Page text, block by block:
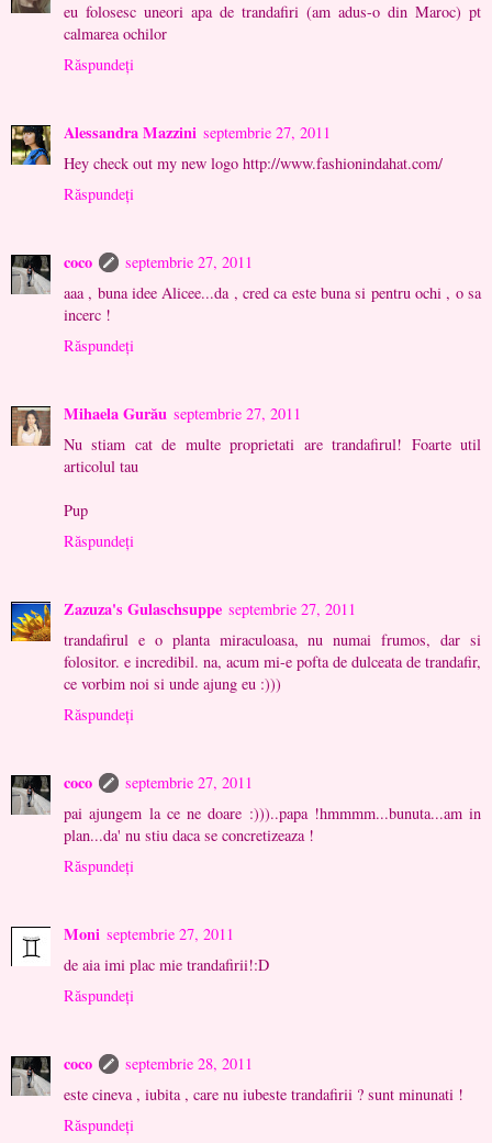
eu folosesc uneori apa de trandafiri (am adus-o din Maroc) pt
calmarea ochilor
Răspundeți
Alessandra Mazzini septembrie 27, 2011
Hey check out my new logo http://www.fashionindahat.com/
Răspundeți
coco
septembrie 27, 2011
aaa , buna idee Alicee...da , cred ca este buna si pentru ochi , o sa
incerc !
Răspundeți
Mihaela Gurău septembrie 27, 2011
Nu stiam cat de multe proprietati are trandafirul! Foarte util
articolul tau
Pup
Răspundeți
Zazuza's Gulaschsuppe septembrie 27, 2011
trandafirul e o planta miraculoasa, nu numai frumos, dar si
folositor. e incredibil. na, acum mi-e pofta de dulceata de trandafir,
ce vorbim noi si unde ajung eu :)))
Răspundeți
coco
septembrie 27, 2011
pai ajungem la ce ne doare :)))..papa !hmmmm...bunuta...am in
plan...da' nu stiu daca se concretizeaza !
Răspundeți
Moni septembrie 27, 2011
de aia imi plac mie trandafirii!:D
Răspundeți
coco
septembrie 28, 2011
este cineva , iubita , care nu iubeste trandafirii ? sunt minunati !
Răspundeți